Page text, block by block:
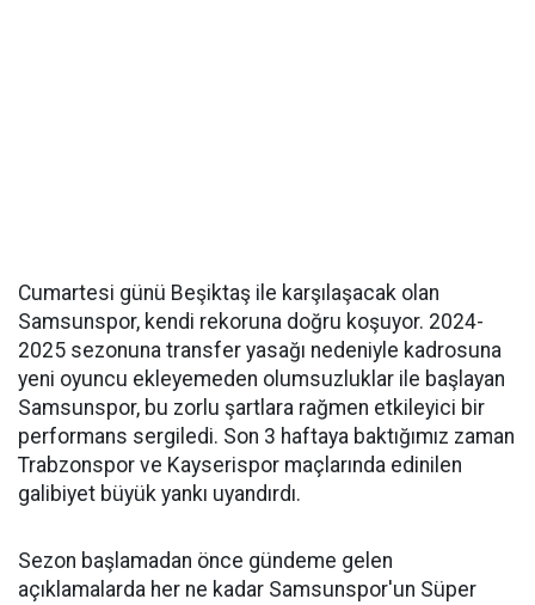
Cumartesi günü Beşiktaş ile karşılaşacak olan
Samsunspor, kendi rekoruna doğru koşuyor. 2024-
2025 sezonuna transfer yasağı nedeniyle kadrosuna
yeni oyuncu ekleyemeden olumsuzluklar ile başlayan
Samsunspor, bu zorlu şartlara rağmen etkileyici bir
performans sergiledi. Son 3 haftaya baktığımız zaman
Trabzonspor ve Kayserispor maçlarında edinilen
galibiyet büyük yankı uyandırdı.
Sezon başlamadan önce gündeme gelen
açıklamalarda her ne kadar Samsunspor'un Süper